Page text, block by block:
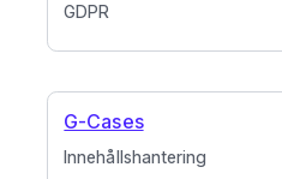
GDPR
Innehållshantering
G-Cases